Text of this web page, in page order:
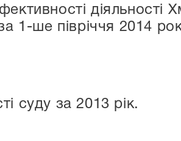
діяльності
1-ше півріччя 2014
суду за 2013 рік.